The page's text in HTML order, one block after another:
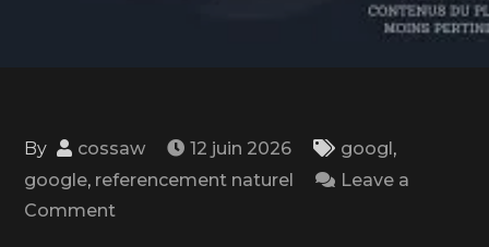
By cossaw 12 juin 2026 googl,
google, referencement naturel
Leave a
Commenton